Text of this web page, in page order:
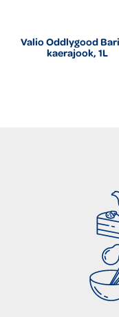
Valio Oddlygood
kaerajook, 1L